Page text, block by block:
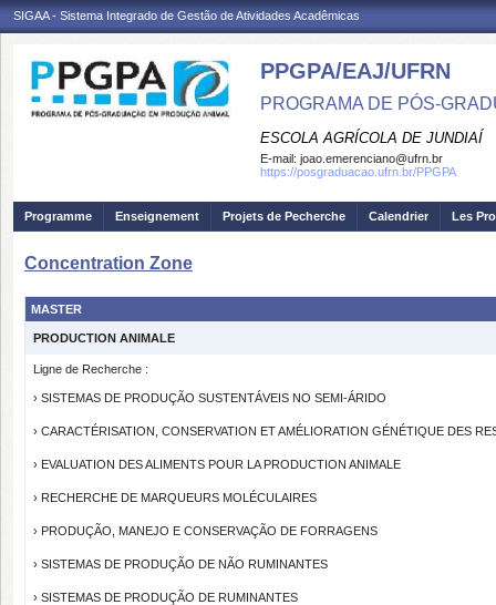
SIGAA - Sistema Integrado de Gestão de Atividades Acadêmicas
PPGPA/EAJ/UFRN
PROGRAMA DE PÓS-
ESCOLA AGRÍCOLA DE JUNDIAÍ
E-mail: joao.emerenciano@ufrn.br
https://posgraduacao.ufrn.br/PPGPA
Programme Enseignement Projets de Pecherche Calendrier Les
Concentration Zone
MASTER
PRODUCTION ANIMALE
Ligne de Recherche :
› SISTEMAS DE PRODUÇÃO SUSTENTÁVEIS NO SEMI-ÁRIDO
› CARACTÉRISATION, CONSERVATION ET AMÉLIORATION GÉNÉTIQUE DES
› EVALUATION DES ALIMENTS POUR LA PRODUCTION ANIMALE
› RECHERCHE DE MARQUEURS MOLÉCULAIRES
› PRODUÇÃO, MANEJO E CONSERVAÇÃO DE FORRAGENS
› SISTEMAS DE PRODUÇÃO DE NÃO RUMINANTES
› SISTEMAS DE PRODUÇÃO DE RUMINANTES